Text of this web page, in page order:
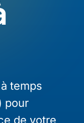
temps
pour
de votre